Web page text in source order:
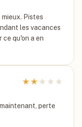
mieux. Pistes
les vacances
qu'on a en
★ ★ ★ ★ ★
perte